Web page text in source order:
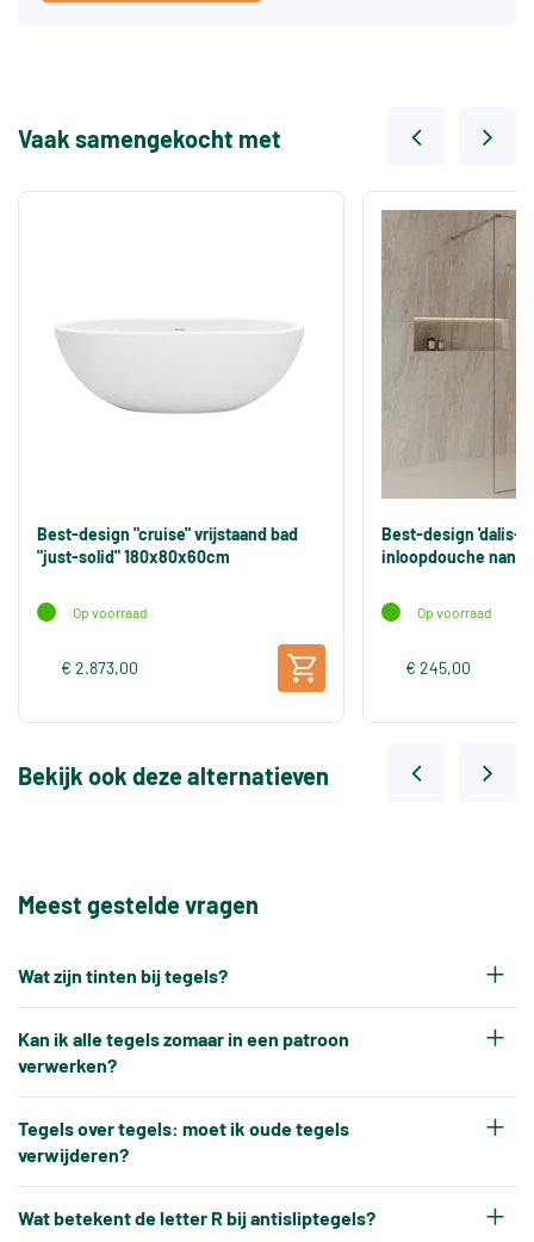
Vaak samengekocht met
Best-design "cruise" vrijstaand bad
"just-solid" 180x80x60cm
Op voorraad
€ 2.873,00
Best-design 'dalis-
inloopdouche nano
Op voorraad
€ 245,00
Bekijk ook deze alternatieven
Meest gestelde vragen
Wat zijn tinten bij tegels?
een eigen tintnummer. Omdat keramische tegels
een natuurproduct zijn en onder hoge
temperaturen worden gebakken, ontstaat er altijd
een klein kleurverschil tussen verschillende
productiebatches.
Bij een bijbestelling is het daarom belangrijk dat u
Kan ik alle tegels zomaar in een patroon
verwerken?
gewenst patroon worden verwerkt.
Tegels hebben altijd kleine, toegestane
maatverschillen, en bepaalde patronen kunnen
Tegels over tegels: moet ik oude tegels
verwijderen?
tegels te verwijderen. Nieuwe vloer- of
Wat betekent de letter R bij antisliptegels?